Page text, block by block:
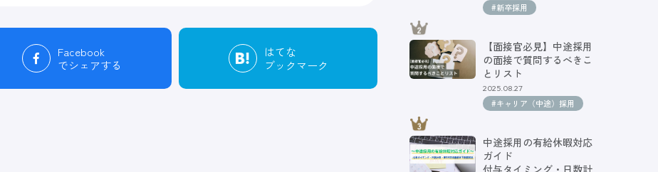
Facebook
でシェアする
はてな
ブックマーク
#新卒採用
【面接官必見】中途採用
の面接で質問するべきこ
とリスト
2025.08.27
#キャリア（中途）採用
中途採用の有給休暇対応
ガイド